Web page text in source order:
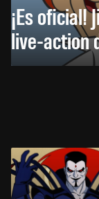
¡Es oficial!
live-action